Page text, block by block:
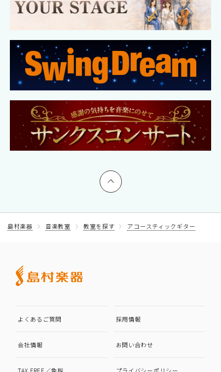
上へ戻る
島村楽器 音楽教室 教室を探す アコースティックギター
よくあるご質問 採用情報
会社情報 お問い合わせ
TAX FREE／免税 プライバシーポリシー